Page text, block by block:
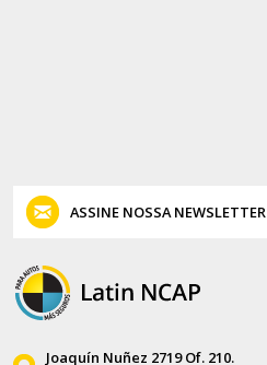
ASSINE NOSSA NEWSLETTER
Joaquín Nuñez 2719 Of. 210.